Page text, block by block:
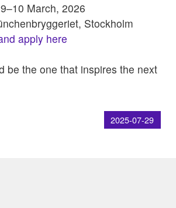
March, 2026
Stockholm
apply here
be the one that inspires the next
2025-07-29